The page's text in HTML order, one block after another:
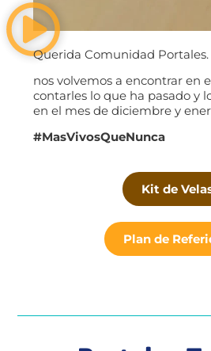
Querida Comunidad Portales.
nos volvemos a encontrar en
contarles lo que ha pasado y
en el mes de diciembre y
#MasVivosQueNunca
Kit de
Plan de